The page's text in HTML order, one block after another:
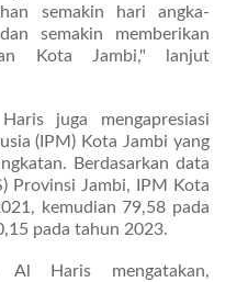
semakin hari angka-
semakin memberikan
Kota Jambi," lanjut
juga mengapresiasi
(IPM) Kota Jambi yang
Berdasarkan data
Provinsi Jambi, IPM Kota
kemudian 79,58 pada
pada tahun 2023.
Haris mengatakan,